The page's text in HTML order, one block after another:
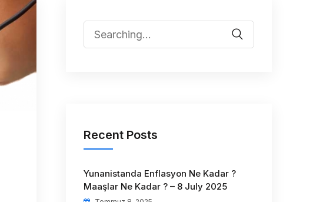
Recent Posts
Yunanistanda Enflasyon Ne Kadar ?
Maaşlar Ne Kadar ? – 8 July 2025